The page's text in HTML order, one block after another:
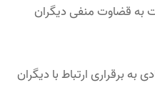
به قضاوت منفی دیگران
به برقراری ارتباط با دیگران